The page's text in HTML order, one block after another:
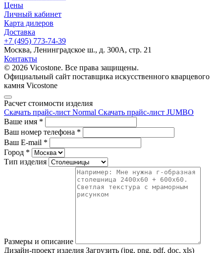
Цены
Личный кабинет
Карта дилеров
Доставка
+7 (495) 773-74-39
Москва, Ленинградское ш., д. 300А, стр. 21
Контакты
© 2026 Vicostone. Все права защищены.
Официальный сайт поставщика искусственного кварцевого
камня Vicostone
Расчет стоимости изделия
Скачать прайс-лист Normal Скачать прайс-лист JUMBO
Ваше имя *
Ваш номер телефона *
Ваш E-mail *
Город *
Тип изделия
Размеры и описание
Дизайн-проект изделия Загрузить (jpg, png, pdf, doc, xls)